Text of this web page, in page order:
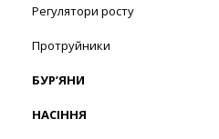
Регулятори росту
Протруйники
БУР’ЯНИ
НАСІННЯ